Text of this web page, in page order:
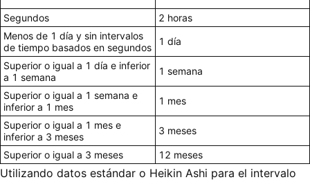
Segundos
2 horas
Menos de 1 día y sin intervalos
de tiempo basados en segundos
1 día
Superior o igual a 1 día e inferior
a 1 semana
1 semana
Superior o igual a 1 semana e
inferior a 1 mes
1 mes
Superior o igual a 1 mes e
inferior a 3 meses
3 meses
Superior o igual a 3 meses 12 meses
Utilizando datos estándar o Heikin Ashi para el intervalo